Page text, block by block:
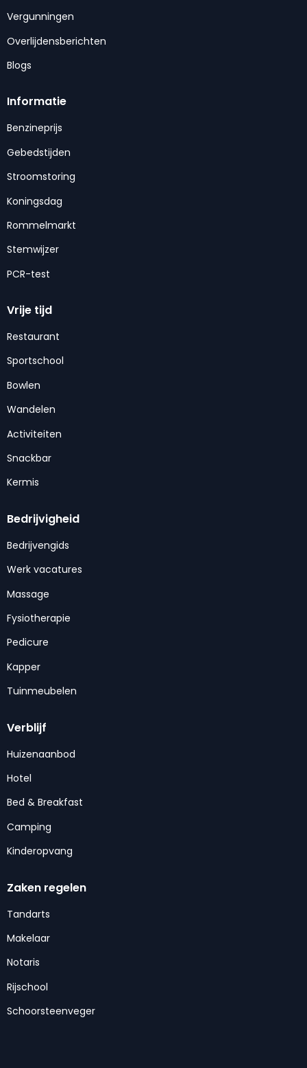
Vergunningen
Overlijdensberichten
Blogs
Informatie
Benzineprijs
Gebedstijden
Stroomstoring
Koningsdag
Rommelmarkt
Stemwijzer
PCR-test
Vrije tijd
Restaurant
Sportschool
Bowlen
Wandelen
Activiteiten
Snackbar
Kermis
Bedrijvigheid
Bedrijvengids
Werk vacatures
Massage
Fysiotherapie
Pedicure
Kapper
Tuinmeubelen
Verblijf
Huizenaanbod
Hotel
Bed & Breakfast
Camping
Kinderopvang
Zaken regelen
Tandarts
Makelaar
Notaris
Rijschool
Schoorsteenveger